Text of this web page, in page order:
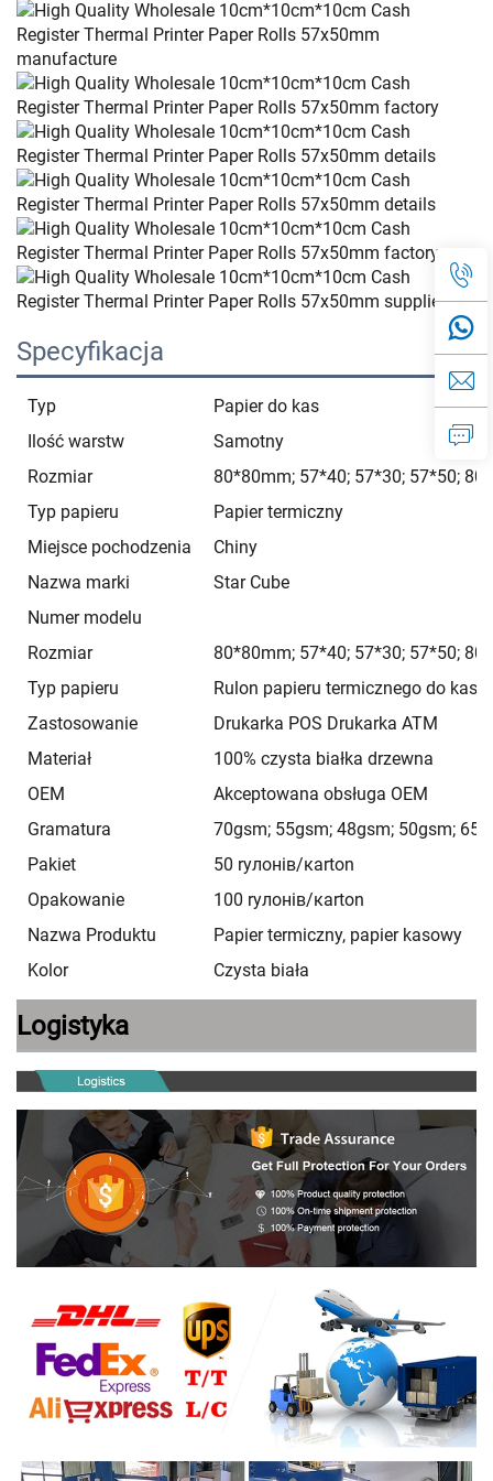
Specyfikacja
Typ
Papier do kas
Ilość warstw
Samotny
Rozmiar
80*80mm; 57*40; 57*30; 57*50;
Typ papieru
Papier termiczny
Miejsce pochodzenia
Chiny
Nazwa marki
Star Cube
Numer modelu
Rozmiar
80*80mm; 57*40; 57*30; 57*50;
Typ papieru
Rulon papieru termicznego do kas
Zastosowanie
Drukarka POS Drukarka ATM
Materiał
100% czysta białka drzewna
OEM
Akceptowana obsługa OEM
Gramatura
70gsm; 55gsm; 48gsm; 50gsm;
Pakiet
50 rулонів/кarton
Opakowanie
100 rулонів/кarton
Nazwa Produktu
Papier termiczny, papier kasowy
Kolor
Czysta biała
Logistyka